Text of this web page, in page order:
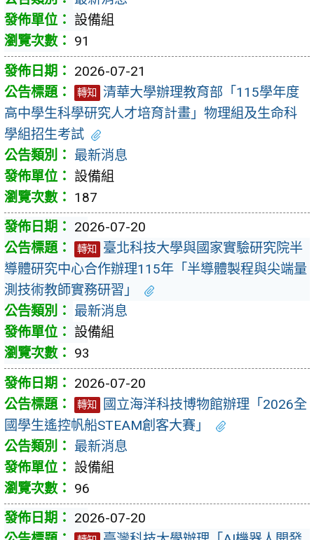
設備組
91
2026-07-21
轉知
清華大學辦理教育部「115學年度
高中學生科學研究人才培育計畫」物理組及生命科
學組招生考試
最新消息
設備組
187
2026-07-20
轉知
臺北科技大學與國家實驗研究院半
導體研究中心合作辦理115年「半導體製程與尖端量
測技術教師實務研習」
最新消息
設備組
93
2026-07-20
轉知
國立海洋科技博物館辦理「2026全
國學生遙控帆船STEAM創客大賽」
最新消息
設備組
96
2026-07-20